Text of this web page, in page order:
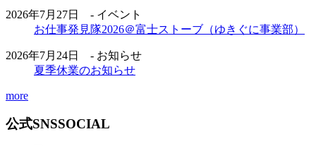
2026年7月27日 - イベント
お仕事発見隊2026＠富士ストーブ（ゆきぐに事業部）
2026年7月24日 - お知らせ
夏季休業のお知らせ
more
公式SNSSOCIAL